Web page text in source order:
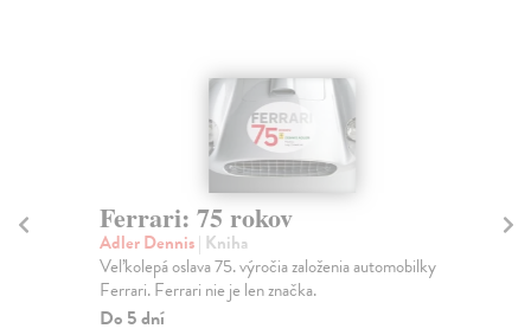
Ferrari: 75 rokov
Adler Dennis| Kniha
Veľkolepá oslava 75. výročia založenia automobilky
Ferrari. Ferrari nie je len značka.
Do 5 dní